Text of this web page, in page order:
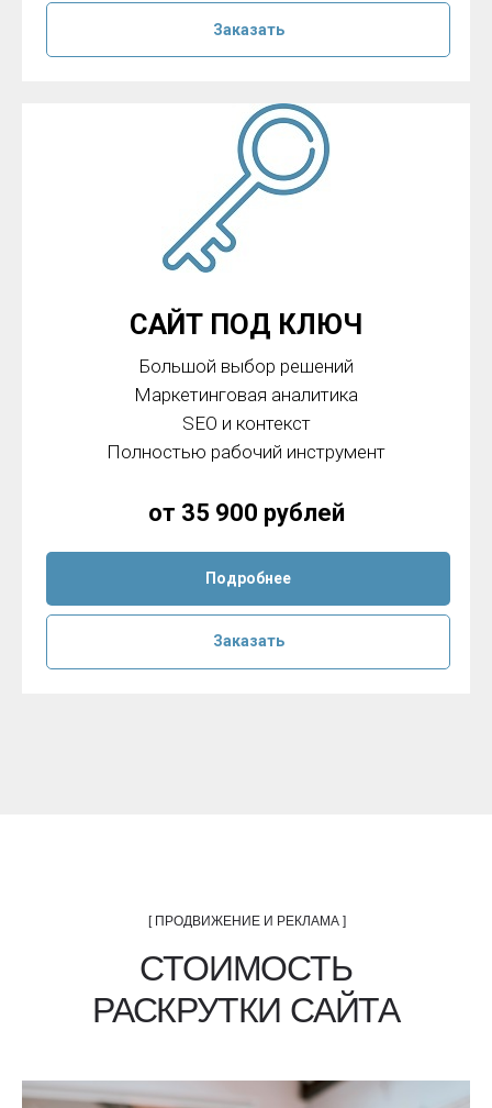
Заказать
САЙТ ПОД КЛЮЧ
Большой выбор решений
Маркетинговая аналитика
SEO и контекст
Полностью рабочий инструмент
от 35 900 рублей
Подробнее
Заказать
[ ПРОДВИЖЕНИЕ И РЕКЛАМА ]
СТОИМОСТЬ
РАСКРУТКИ САЙТА